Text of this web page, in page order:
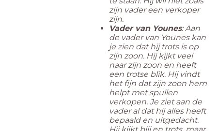
zijn vader een verkoper
zijn.
Vader van Younes: Aan
de vader van Younes kan
je zien dat hij trots is op
zijn zoon. Hij kijkt veel
naar zijn zoon en heeft
een trotse blik. Hij vindt
het fijn dat zijn zoon hem
helpt met spullen
verkopen. Je ziet aan de
vader al dat hij alles heeft
bepaald en uitgedacht.
Hij kijkt blij en trots, maar